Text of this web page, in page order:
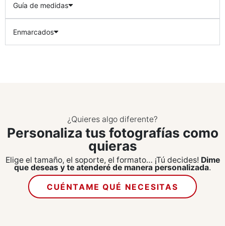
Guía de medidas
Enmarcados
¿Quieres algo diferente?
Personaliza tus fotografías como
quieras
Elige el tamaño, el soporte, el formato… ¡Tú decides! Dime
que deseas y te atenderé de manera personalizada.
CUÉNTAME QUÉ NECESITAS